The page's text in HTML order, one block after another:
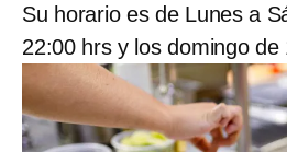
Su horario es de Lunes a
22:00 hrs y los domingo